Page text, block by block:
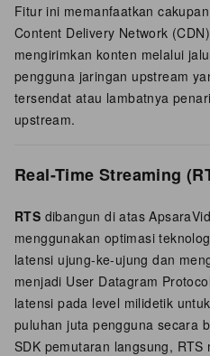
Fitur ini memanfaatkan
Content Delivery Network
mengirimkan konten melalui
pengguna jaringan upstream
tersendat atau lambatnya
upstream.
Real-Time Streaming
RTS dibangun di atas
menggunakan optimasi
latensi ujung-ke-ujung dan
menjadi User Datagram
latensi pada level milidetik
puluhan juta pengguna secara
SDK pemutaran langsung,